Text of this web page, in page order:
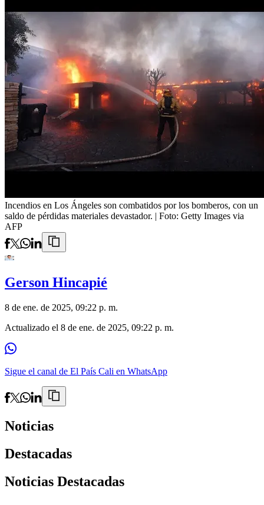
Incendios en Los Ángeles son combatidos por los bomberos, con un
saldo de pérdidas materiales devastador. | Foto: Getty Images via
AFP
Gerson Hincapié
8 de ene. de 2025, 09:22 p. m.
Actualizado el 8 de ene. de 2025, 09:22 p. m.
Sigue el canal de El País Cali en WhatsApp
Noticias
Destacadas
Noticias Destacadas